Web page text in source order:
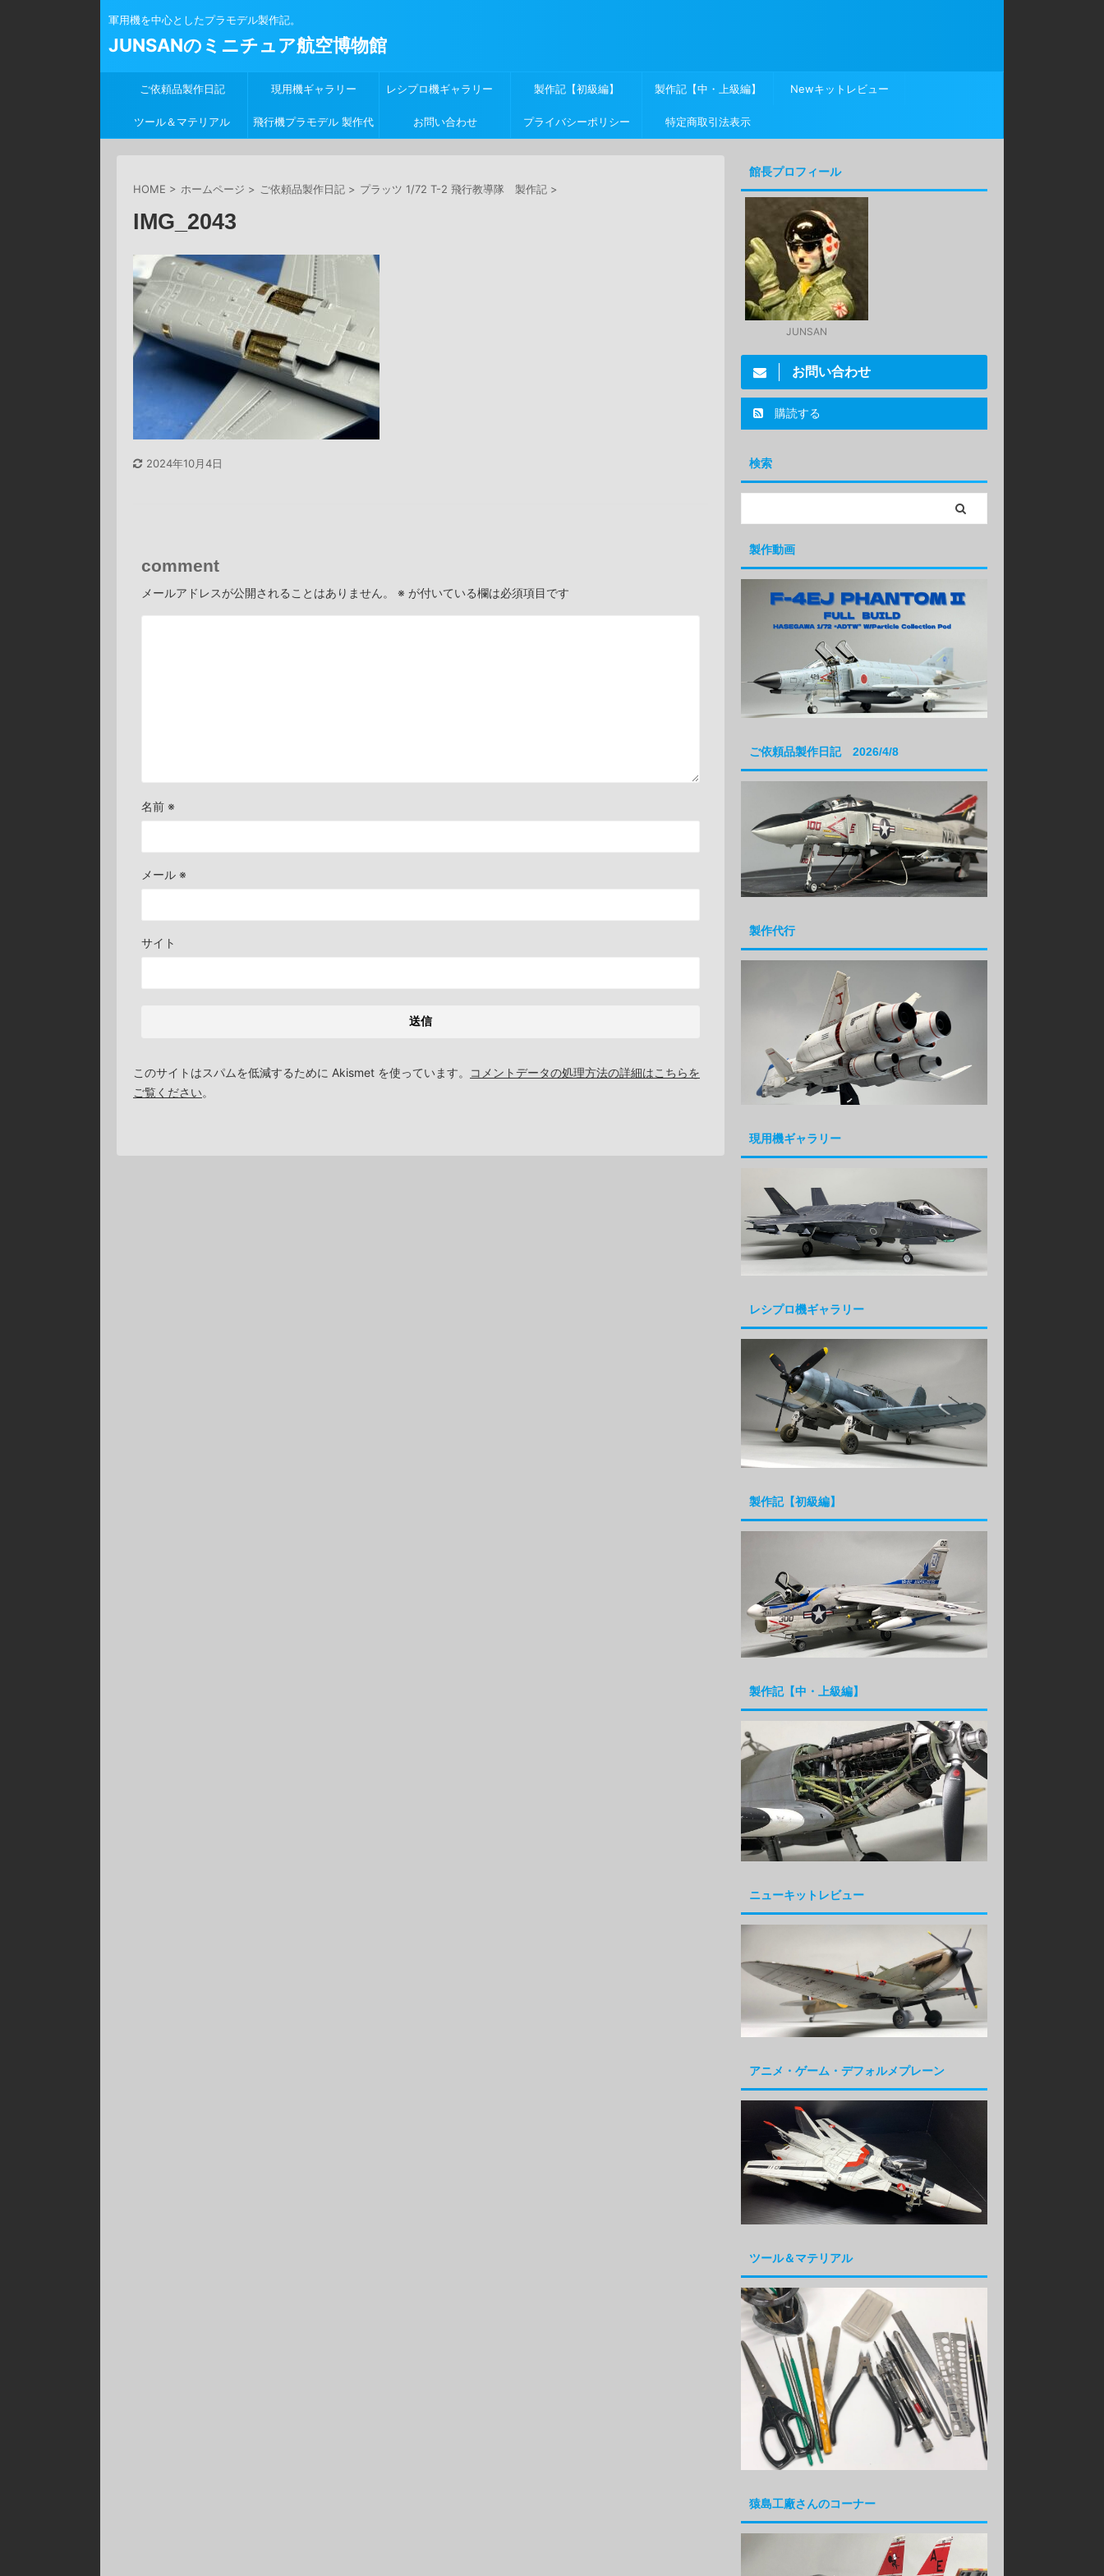
軍用機を中心としたプラモデル製作記。
JUNSANのミニチュア航空博物館
ご依頼品製作日記 現用機ギャラリー レシプロ機ギャラリー 製作記【初級編】 製作記【中・上級編】 Newキットレビュー
ツール＆マテリアル 飛行機プラモデル 製作代 お問い合わせ プライバシーポリシー 特定商取引法表示
HOME > ホームページ > ご依頼品製作日記 > プラッツ 1/72 T-2 飛行教導隊 製作記 >
IMG_2043
2024年10月4日
comment
メールアドレスが公開されることはありません。 ※ が付いている欄は必須項目です
名前 ※
メール ※
サイト
このサイトはスパムを低減するために Akismet を使っています。
コメントデータの処理方法の詳細はこちらを
ご覧ください。
館長プロフィール
JUNSAN
お問い合わせ
購読する
検索
製作動画
ご依頼品製作日記 2026/4/8
製作代行
現用機ギャラリー
レシプロ機ギャラリー
製作記【初級編】
製作記【中・上級編】
ニューキットレビュー
アニメ・ゲーム・デフォルメプレーン
ツール＆マテリアル
猿島工廠さんのコーナー